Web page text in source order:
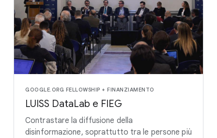
GOOGLE.ORG FELLOWSHIP + FINANZIAMENTO
LUISS DataLab e FIEG
Contrastare la diffusione della
disinformazione, soprattutto tra le persone più